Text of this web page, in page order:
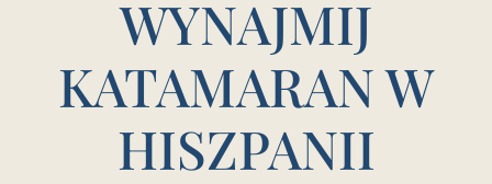
WYNAJMIJ
KATAMARAN W
HISZPANII